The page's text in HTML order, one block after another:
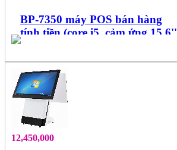
BP-7350 máy POS bán hàng
tính tiền (core i5, cảm ứng 15.6''
đa điểm)
12,450,000